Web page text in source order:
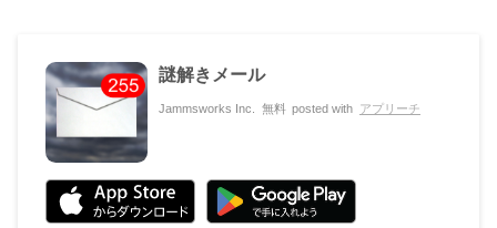
謎解きメール
Jammsworks Inc. 無料 posted with アプリーチ